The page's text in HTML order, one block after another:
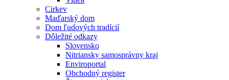
Cirkev
Maďarský dom
Dom ľudových tradícií
Dôležité odkazy
Slovensko
Nitriansky samosprávny kraj
Enviroportal
Obchodný register